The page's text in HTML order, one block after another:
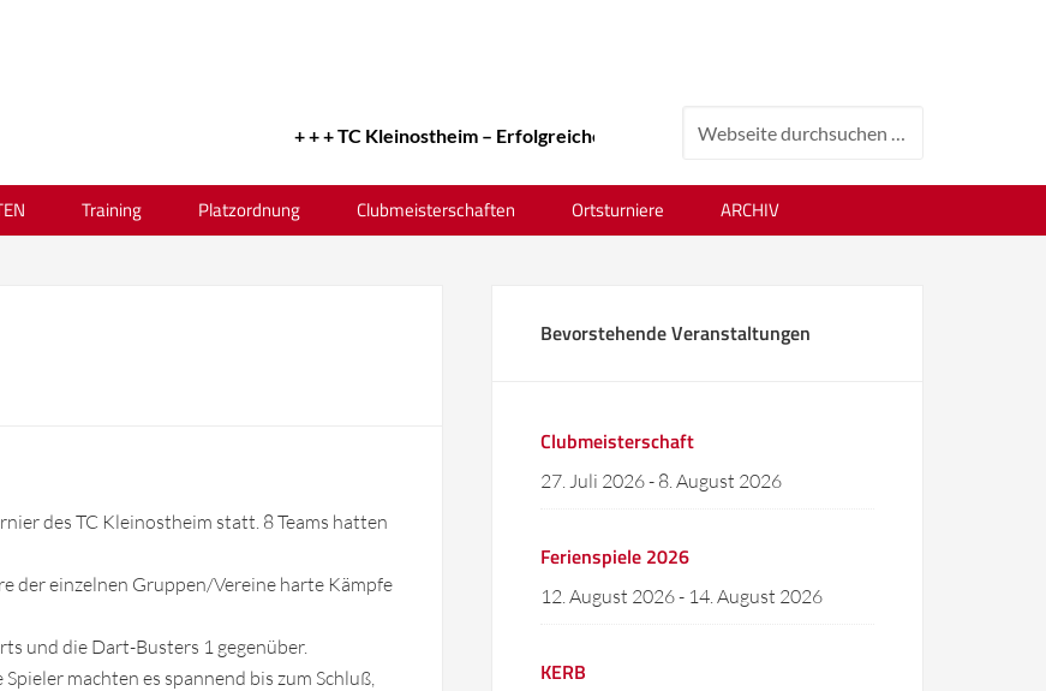
+ + + TC Kleinostheim – Erfolgreiches Tenniswochenende beim 24. Ortsvereinsturnier !
Training Platzordnung Clubmeisterschaften Ortsturniere ARCHIV
des TC Kleinostheim statt. 8 Teams hatten
der einzelnen Gruppen/Vereine harte Kämpfe
und die Dart-Busters 1 gegenüber.
machten es spannend bis zum Schluß,
Bevorstehende Veranstaltungen
Clubmeisterschaft
27. Juli 2026- 8. August 2026
Ferienspiele 2026
12. August 2026- 14. August 2026
KERB